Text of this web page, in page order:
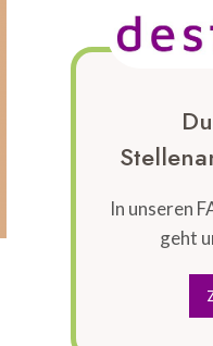
In unseren
geht